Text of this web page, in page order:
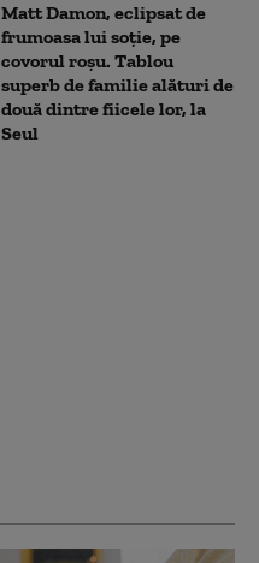
Matt Damon, eclipsat de
frumoasa lui soție, pe
covorul roșu. Tablou
superb de familie alături de
două dintre fiicele lor, la
Seul